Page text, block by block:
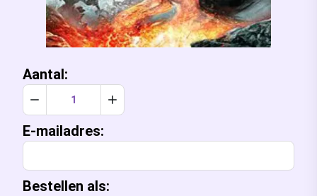
Aantal:
Verlaag aantal met 1Verhoog aantal met 1
E-mailadres:
Bestellen als: